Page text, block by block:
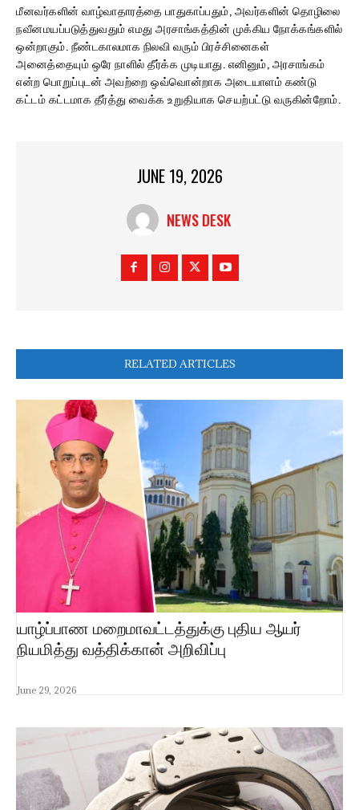
மீனவர்களின் வாழ்வாதாரத்தை பாதுகாப்பதும், அவர்களின் தொழிலை
நவீனமயப்படுத்துவதும் எமது அரசாங்கத்தின் முக்கிய நோக்கங்களில்
ஒன்றாகும். நீண்டகாலமாக நிலவி வரும் பிரச்சினைகள்
அனைத்தையும் ஒரே நாளில் தீர்க்க முடியாது. எனினும், அரசாங்கம்
என்ற பொறுப்புடன் அவற்றை ஒவ்வொன்றாக அடையாளம் கண்டு
கட்டம் கட்டமாக தீர்த்து வைக்க உறுதியாக செயற்பட்டு வருகின்றோம்.
JUNE 19, 2026
NEWS DESK
RELATED ARTICLES
யாழ்ப்பாண மறைமாவட்டத்துக்கு புதிய ஆயர்
நியமித்து வத்திக்கான் அறிவிப்பு
June 29, 2026